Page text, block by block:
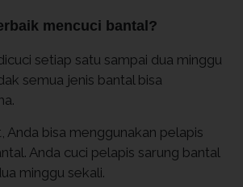
mencuci bantal?
setiap satu sampai dua minggu
semua jenis bantal bisa
Anda bisa menggunakan pelapis
Anda cuci pelapis sarung bantal
minggu sekali.